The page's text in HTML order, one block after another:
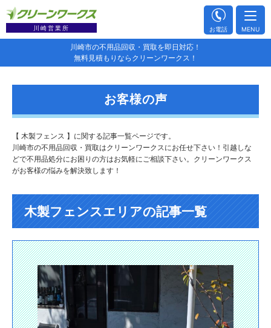
川崎市の不用品回収・買取を即日対応！
無料見積もりならクリーンワークス！
川崎営業所 お電話 MENU
お客様の声
【 木製フェンス 】に関する記事一覧ページです。
川崎市の不用品回収・買取はクリーンワークスにお任せ下さい！引越しな
どで不用品処分にお困りの方はお気軽にご相談下さい。クリーンワークス
がお客様の悩みを解決致します！
木製フェンスエリアの記事一覧